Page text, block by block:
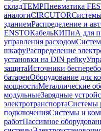
складTEMPПневматика
аналогиCIRCUTOR
зданиемРаспределение и
ENSTOКабельКИПиА для
управления расходом
шкафуРаспределение
установки на DIN рейку
защитаИсточники
батареиОборудование для
мощностиМеталлические
модульныеЗарядные
электротранспортаСистемы
подключенияСистемы и
работПассивное